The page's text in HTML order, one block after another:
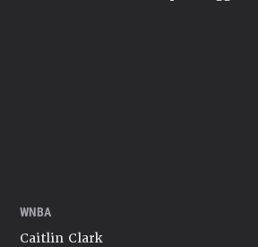
WNBA
Caitlin Clark